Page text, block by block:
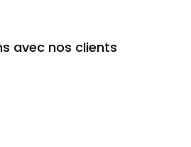
avec nos clients